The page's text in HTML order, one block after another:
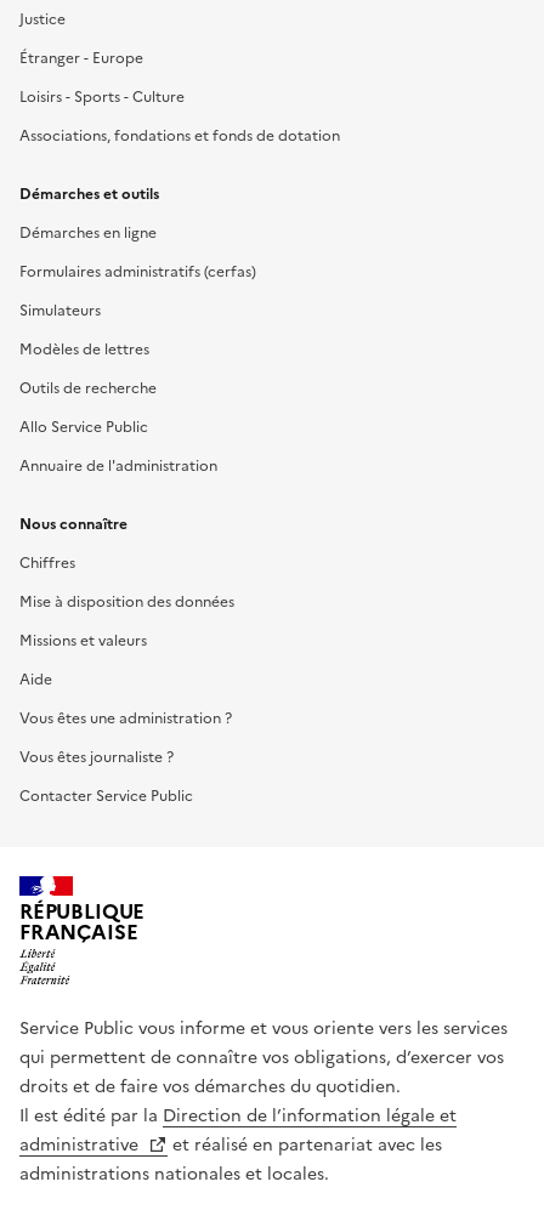
Justice
Étranger - Europe
Loisirs - Sports - Culture
Associations, fondations et fonds de dotation
Démarches et outils
Démarches en ligne
Formulaires administratifs (cerfas)
Simulateurs
Modèles de lettres
Outils de recherche
Allo Service Public
Annuaire de l'administration
Nous connaître
Chiffres
Mise à disposition des données
Missions et valeurs
Aide
Vous êtes une administration ?
Vous êtes journaliste ?
Contacter Service Public
RÉPUBLIQUE
FRANÇAISE
Service Public vous informe et vous oriente vers les services
qui permettent de connaître vos obligations, d’exercer vos
droits et de faire vos démarches du quotidien.
Il est édité par la Direction de l’information légale et
administrative
et réalisé en partenariat avec les
administrations nationales et locales.